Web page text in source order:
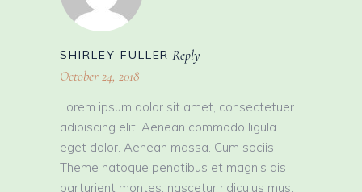
SHIRLEY FULLER Reply
October 24, 2018
Lorem ipsum dolor sit amet, consectetuer
adipiscing elit. Aenean commodo ligula
eget dolor. Aenean massa. Cum sociis
Theme natoque penatibus et magnis dis
parturient montes, nascetur ridiculus mus.